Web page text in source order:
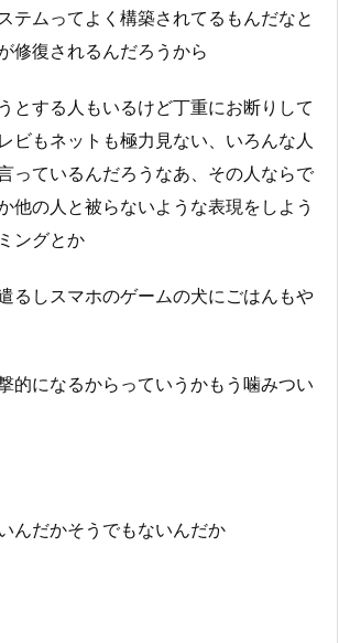
テムってよく構築されてるもんだなと
修復されるんだろうから
とする人もいるけど丁重にお断りして
ビもネットも極力見ない、いろんな人
っているんだろうなあ、その人ならで
他の人と被らないような表現をしよう
ングとか
るしスマホのゲームの犬にごはんもや
的になるからっていうかもう噛みつい
んだかそうでもないんだか